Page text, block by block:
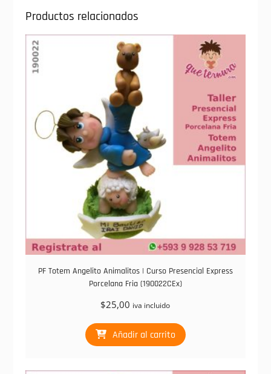
Productos relacionados
PF Totem Angelito Animalitos | Curso Presencial Express
Porcelana Fria (190022CEx)
$25,00 iva incluido
Añadir al carrito